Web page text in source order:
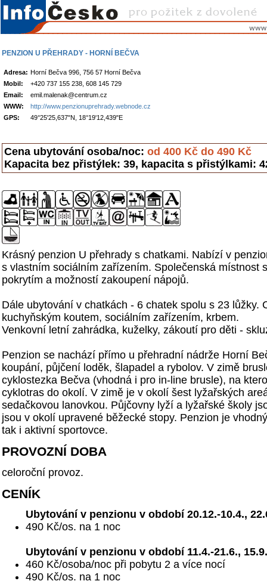
PENZION U PŘEHRADY - HORNÍ BEČVA
Adresa: Horní Bečva 996, 756 57 Horní Bečva
Mobil:
+420 737 155 238, 608 145 729
Email:
emil.malenak@centrum.cz
WWW:
http://www.penzionuprehrady.webnode.cz
GPS:
49°25'25,637"N, 18°19'12,439"E
Cena ubytování osoba/noc: od 400 Kč do 490 Kč
Kapacita bez přistýlek: 39, kapacita s přistýlkami:
Krásný penzion U přehrady s chatkami. Nabízí v
s vlastním sociálním zařízením. Společenská místnost
pokrytím a možností zakoupení nápojů.
Dále ubytování v chatkách - 6 chatek spolu s 23 lůžky.
kuchyňským koutem, sociálním zařízením, krbem.
Venkovní letní zahrádka, kuželky, zákoutí pro děti -
Penzion se nachází přímo u přehradní nádrže Horní
koupání, půjčení loděk, šlapadel a rybolov. V zimě
cyklostezka Bečva (vhodná i pro in-line brusle), na
cyklotras do okolí. V zimě je v okolí šest lyžařských
sedačkovou lanovkou. Půjčovny lyží a lyžařské školy
jsou v okolí upravené běžecké stopy. Penzion je
tak i aktivní sportovce.
PROVOZNÍ DOBA
celoroční provoz.
CENÍK
Ubytování v penzionu v období 20.12.-10.4.,
490 Kč/os. na 1 noc
Ubytování v penzionu v období 11.4.-21.6.,
460 Kč/osoba/noc při pobytu 2 a více nocí
490 Kč/os. na 1 noc